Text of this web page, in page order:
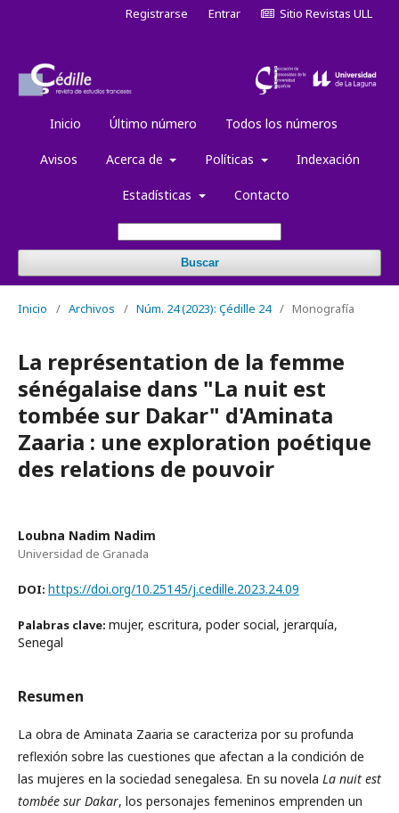
Inicio Último número Todos los números
Avisos Acerca de Políticas Indexación
Estadísticas Contacto
Buscar
Registrarse Entrar Sitio Revistas ULL
Inicio / Archivos / Núm. 24 (2023): Çédille 24 / Monografía
La représentation de la femme
sénégalaise dans "La nuit est
tombée sur Dakar" d'Aminata
Zaaria : une exploration poétique
des relations de pouvoir
Loubna Nadim Nadim
Universidad de Granada
DOI: https://doi.org/10.25145/j.cedille.2023.24.09
Palabras clave: mujer, escritura, poder social, jerarquía,
Senegal
Resumen
La obra de Aminata Zaaria se caracteriza por su profunda
reflexión sobre las cuestiones que afectan a la condición de
las mujeres en la sociedad senegalesa. En su novela La nuit est
tombée sur Dakar, los personajes femeninos emprenden un